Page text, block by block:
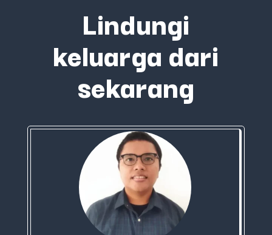
Lindungi
keluarga dari
sekarang